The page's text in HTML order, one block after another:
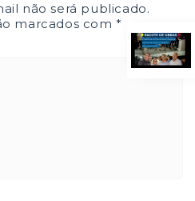
não será publicado.
marcados com*